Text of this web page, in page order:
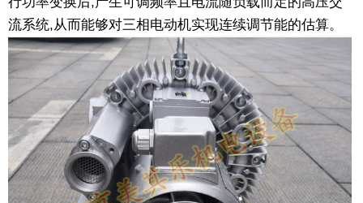
流系统,从而能够对三相电动机实现连续调节能的估算。